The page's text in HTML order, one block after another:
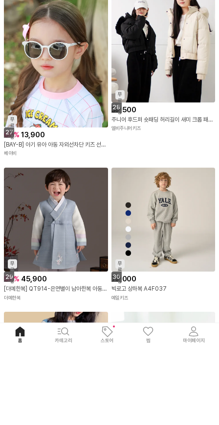
27
무
료
배
송
60% 13,900
[BAY-B] 아기 유아 아동 자외선차단 키즈 선글라스 심플 4종 세트(케이스 증정)
베이비
28
무
료
배
송
39,500
주니어 후드퍼 숏패딩 허리길이 새미 크롭 패딩점퍼 초등학생 중학생 겨울 오버핏 키즈 아우터
엘비주니어키즈
29
무
료
배
송
54% 45,900
[더예한복] QT914-은연별이 남아한복 아동한복
더예한복
30
무
료
배
송
79,000
빅로고 상하복 A4F037
예일키즈
홈 카테고리 스토어 찜 마이페이지